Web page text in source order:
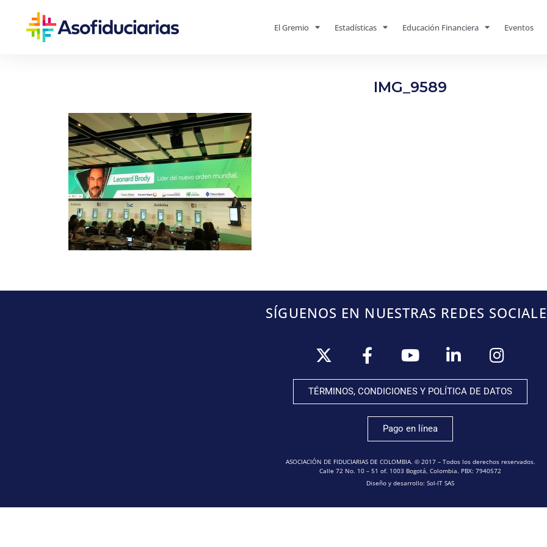
El Gremio Estadísticas Educación Financiera Eventos
IMG_9589
SÍGUENOS EN NUESTRAS REDES
TÉRMINOS, CONDICIONES Y POLÍTICA DE DATOS
Pago en línea
ASOCIACIÓN DE FIDUCIARIAS DE COLOMBIA. © 2017 – Todos los derechos reservados.
Calle 72 No. 10 – 51 of. 1003 Bogotá, Colombia. PBX: 7940572
Diseño y desarrollo: Sol-IT SAS